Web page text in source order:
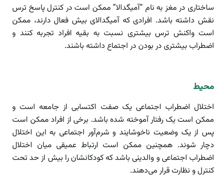
ساختاری در مغز به نام “آمیگدالا” ممکن است در کنترل پاسخ ترس
نقش داشته باشد. افرادی که آمیگدالای بیش فعال دارند، ممکن
است واکنش ترس بیشتری نسبت به بقیه افراد تجربه کنند و
اضطراب بیشتری در بودن در اجتماع داشته باشند.
محیط
اختلال اضطراب اجتماعی یک صفت اکتسابی از جامعه است و
ممکن است یک رفتار آموخته شده باشد. برخی از افراد ممکن است
پس از یک وضعیت ناخوشایند و شرم‌آور اجتماعی به این اختلال
دچار شوند. همچنین ممکن است ارتباط عمیقی میان اختلال
اضطراب اجتماعی و والدینی باشد که کودکانشان را بیش از حد تحت
کنترل و نظارت قرار می‌دهند.